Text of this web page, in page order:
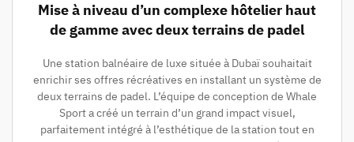
Mise à niveau d’un complexe hôtelier haut
de gamme avec deux terrains de padel
Une station balnéaire de luxe située à Dubaï souhaitait
enrichir ses offres récréatives en installant un système de
deux terrains de padel. L’équipe de conception de Whale
Sport a créé un terrain d’un grand impact visuel,
parfaitement intégré à l’esthétique de la station tout en